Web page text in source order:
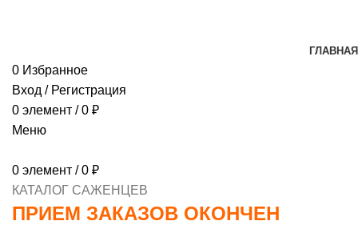
ГЛАВНАЯ
0 Избранное
Вход / Регистрация
0 элемент / 0 ₽
Меню
0 элемент / 0 ₽
КАТАЛОГ САЖЕНЦЕВ
ПРИЕМ ЗАКАЗОВ ОКОНЧЕН